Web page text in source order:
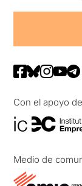
Con el apoyo de
Medio de